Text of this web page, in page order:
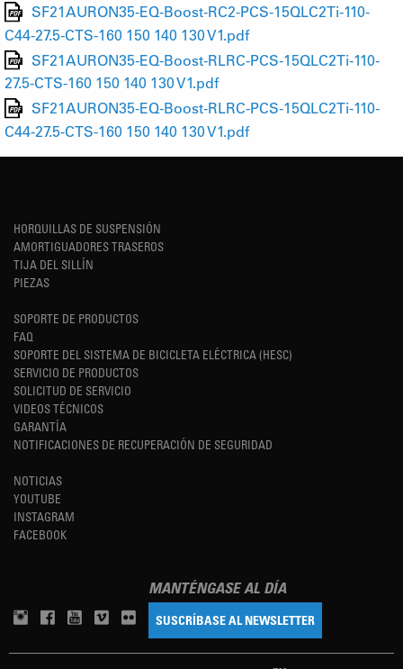
SF21AURON35-EQ-Boost-RC2-PCS-15QLC2Ti-110-
C44-27.5-CTS-160 150 140 130 V1.pdf
SF21AURON35-EQ-Boost-RLRC-PCS-15QLC2Ti-110-
27.5-CTS-160 150 140 130 V1.pdf
SF21AURON35-EQ-Boost-RLRC-PCS-15QLC2Ti-110-
C44-27.5-CTS-160 150 140 130 V1.pdf
HORQUILLAS DE SUSPENSIÓN
AMORTIGUADORES TRASEROS
TIJA DEL SILLÍN
PIEZAS
SOPORTE DE PRODUCTOS
FAQ
SOPORTE DEL SISTEMA DE BICICLETA ELÉCTRICA (HESC)
SERVICIO DE PRODUCTOS
SOLICITUD DE SERVICIO
VIDEOS TÉCNICOS
GARANTÍA
NOTIFICACIONES DE RECUPERACIÓN DE SEGURIDAD
NOTICIAS
YOUTUBE
INSTAGRAM
FACEBOOK
MANTÉNGASE AL DÍA
SUSCRÍBASE AL NEWSLETTER